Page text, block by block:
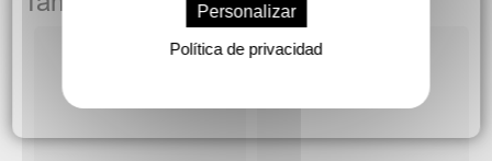
Personalizar
Política de privacidad